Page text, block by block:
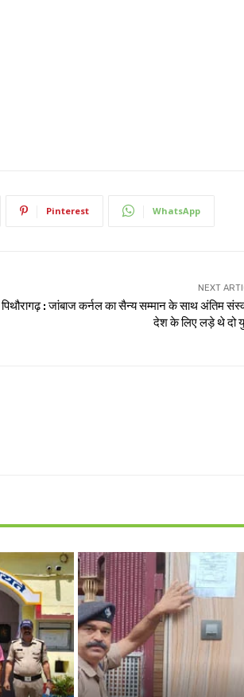
Pinterest WhatsApp
NEXT
पिथौरागढ़ : जांबाज कर्नल का सैन्य सम्मान के साथ अंतिम
देश के लिए लड़े थे दो